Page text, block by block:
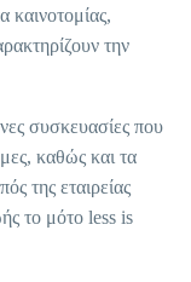
καινοτομίας,
την
συσκευασίες που
καθώς και τα
της εταιρείας
το μότο less is